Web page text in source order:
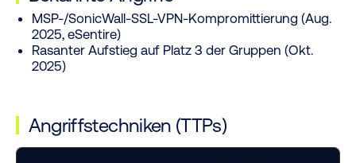
MSP-/SonicWall-SSL-VPN-Kompromittierung (Aug.
2025, eSentire)
Rasanter Aufstieg auf Platz 3 der Gruppen (Okt.
2025)
Angriffstechniken (TTPs)